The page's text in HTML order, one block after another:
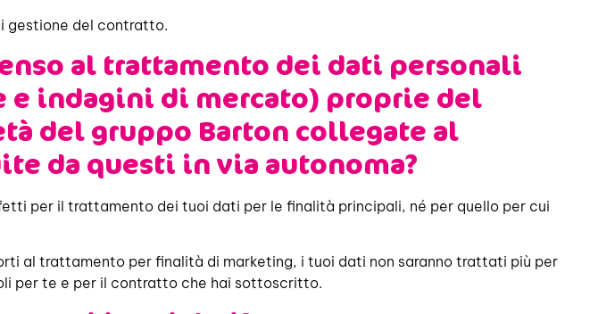
gestione del contratto.
al trattamento dei dati personali
indagini di mercato) proprie del
del gruppo Barton collegate al
da questi in via autonoma?
per il trattamento dei tuoi dati per le finalità principali, né per quello per cui
al trattamento per finalità di marketing, i tuoi dati non saranno trattati più per
per te e per il contratto che hai sottoscritto.